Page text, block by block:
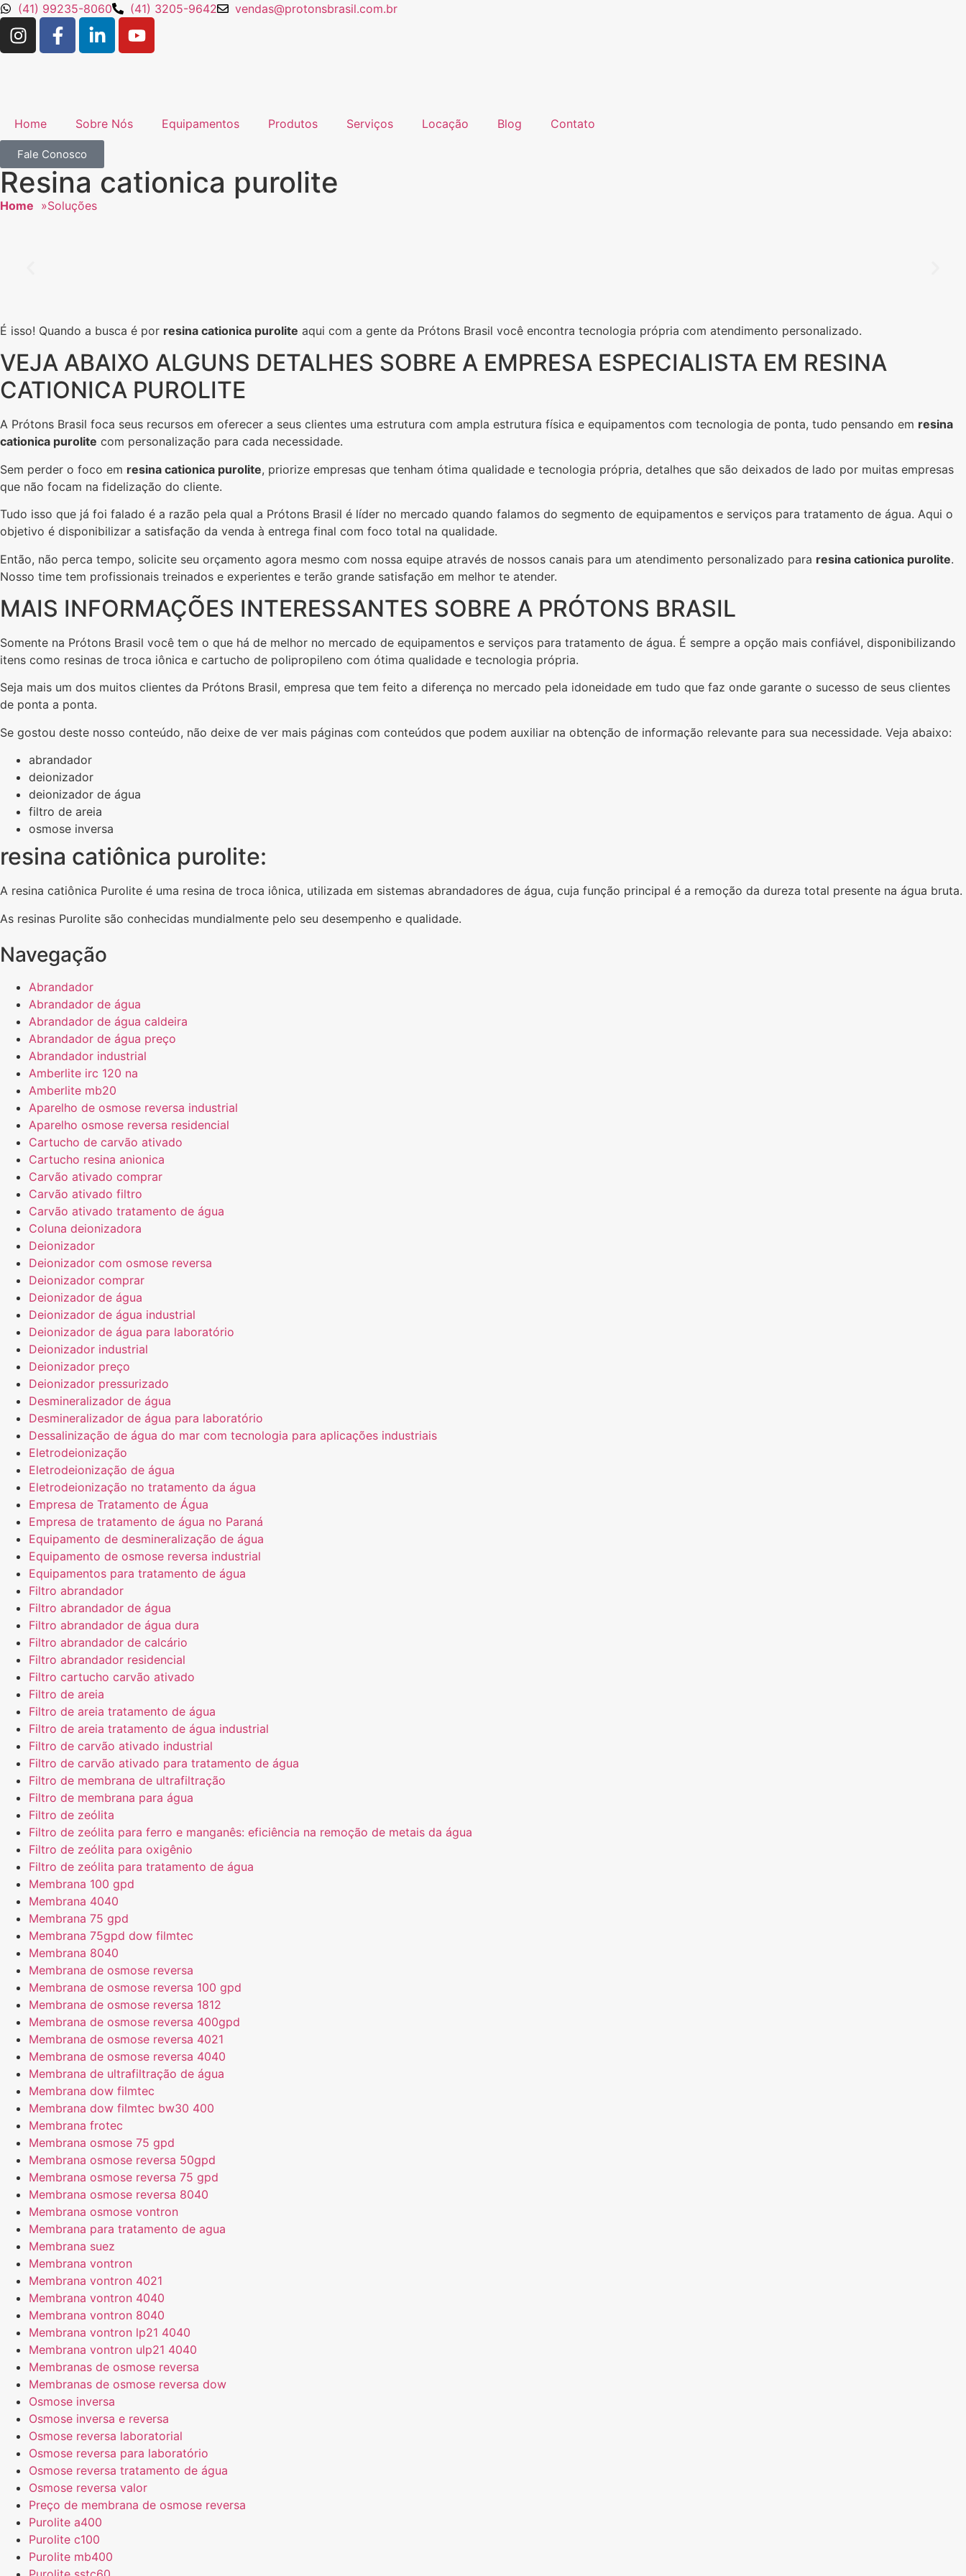
(41) 99235-8060 (41) 3205-9642 vendas@protonsbrasil.com.br
Home Sobre Nós Equipamentos Produtos Serviços Locação Blog Contato
Fale Conosco
Resina cationica purolite
Home »Soluções
É isso! Quando a busca é por resina cationica purolite aqui com a gente da Prótons Brasil você encontra tecnologia própria com atendimento personalizado.
VEJA ABAIXO ALGUNS DETALHES SOBRE A EMPRESA ESPECIALISTA EM RESINA
CATIONICA PUROLITE
A Prótons Brasil foca seus recursos em oferecer a seus clientes uma estrutura com ampla estrutura física e equipamentos com tecnologia de ponta, tudo pensando em resina
cationica purolite com personalização para cada necessidade.
Sem perder o foco em resina cationica purolite, priorize empresas que tenham ótima qualidade e tecnologia própria, detalhes que são deixados de lado por muitas empresas
que não focam na fidelização do cliente.
Tudo isso que já foi falado é a razão pela qual a Prótons Brasil é líder no mercado quando falamos do segmento de equipamentos e serviços para tratamento de água. Aqui o
objetivo é disponibilizar a satisfação da venda à entrega final com foco total na qualidade.
Então, não perca tempo, solicite seu orçamento agora mesmo com nossa equipe através de nossos canais para um atendimento personalizado para resina cationica purolite.
Nosso time tem profissionais treinados e experientes e terão grande satisfação em melhor te atender.
MAIS INFORMAÇÕES INTERESSANTES SOBRE A PRÓTONS BRASIL
Somente na Prótons Brasil você tem o que há de melhor no mercado de equipamentos e serviços para tratamento de água. É sempre a opção mais confiável, disponibilizando
itens como resinas de troca iônica e cartucho de polipropileno com ótima qualidade e tecnologia própria.
Seja mais um dos muitos clientes da Prótons Brasil, empresa que tem feito a diferença no mercado pela idoneidade em tudo que faz onde garante o sucesso de seus clientes
de ponta a ponta.
Se gostou deste nosso conteúdo, não deixe de ver mais páginas com conteúdos que podem auxiliar na obtenção de informação relevante para sua necessidade. Veja abaixo:
abrandador
deionizador
deionizador de água
filtro de areia
osmose inversa
resina catiônica purolite:
A resina catiônica Purolite é uma resina de troca iônica, utilizada em sistemas abrandadores de água, cuja função principal é a remoção da dureza total presente na água bruta.
As resinas Purolite são conhecidas mundialmente pelo seu desempenho e qualidade.
Navegação
Abrandador
Abrandador de água
Abrandador de água caldeira
Abrandador de água preço
Abrandador industrial
Amberlite irc 120 na
Amberlite mb20
Aparelho de osmose reversa industrial
Aparelho osmose reversa residencial
Cartucho de carvão ativado
Cartucho resina anionica
Carvão ativado comprar
Carvão ativado filtro
Carvão ativado tratamento de água
Coluna deionizadora
Deionizador
Deionizador com osmose reversa
Deionizador comprar
Deionizador de água
Deionizador de água industrial
Deionizador de água para laboratório
Deionizador industrial
Deionizador preço
Deionizador pressurizado
Desmineralizador de água
Desmineralizador de água para laboratório
Dessalinização de água do mar com tecnologia para aplicações industriais
Eletrodeionização
Eletrodeionização de água
Eletrodeionização no tratamento da água
Empresa de Tratamento de Água
Empresa de tratamento de água no Paraná
Equipamento de desmineralização de água
Equipamento de osmose reversa industrial
Equipamentos para tratamento de água
Filtro abrandador
Filtro abrandador de água
Filtro abrandador de água dura
Filtro abrandador de calcário
Filtro abrandador residencial
Filtro cartucho carvão ativado
Filtro de areia
Filtro de areia tratamento de água
Filtro de areia tratamento de água industrial
Filtro de carvão ativado industrial
Filtro de carvão ativado para tratamento de água
Filtro de membrana de ultrafiltração
Filtro de membrana para água
Filtro de zeólita
Filtro de zeólita para ferro e manganês: eficiência na remoção de metais da água
Filtro de zeólita para oxigênio
Filtro de zeólita para tratamento de água
Membrana 100 gpd
Membrana 4040
Membrana 75 gpd
Membrana 75gpd dow filmtec
Membrana 8040
Membrana de osmose reversa
Membrana de osmose reversa 100 gpd
Membrana de osmose reversa 1812
Membrana de osmose reversa 400gpd
Membrana de osmose reversa 4021
Membrana de osmose reversa 4040
Membrana de ultrafiltração de água
Membrana dow filmtec
Membrana dow filmtec bw30 400
Membrana frotec
Membrana osmose 75 gpd
Membrana osmose reversa 50gpd
Membrana osmose reversa 75 gpd
Membrana osmose reversa 8040
Membrana osmose vontron
Membrana para tratamento de agua
Membrana suez
Membrana vontron
Membrana vontron 4021
Membrana vontron 4040
Membrana vontron 8040
Membrana vontron lp21 4040
Membrana vontron ulp21 4040
Membranas de osmose reversa
Membranas de osmose reversa dow
Osmose inversa
Osmose inversa e reversa
Osmose reversa laboratorial
Osmose reversa para laboratório
Osmose reversa tratamento de água
Osmose reversa valor
Preço de membrana de osmose reversa
Purolite a400
Purolite c100
Purolite mb400